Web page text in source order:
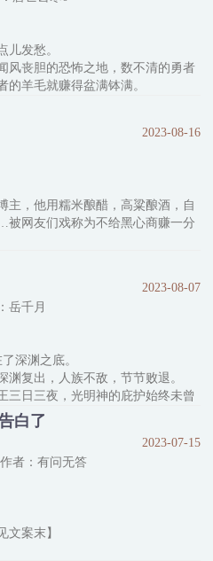
发愁。
丧胆的恐怖之地，数不清的勇者
羊毛就赚得盆满钵满。
命”的玩意儿，时代就变了！
当勇者。地下城渐渐无人问津，
盖跑路了。
力从异世界召唤一位新魔王，
大家想
2023-08-16
主，他用糯米酿醋，高粱酿酒，自
网友们戏称为不给黑心商赚一分
黄油之后，位面美食交易器终于找
师们见识了手抓饼、茶叶蛋、肉夹
际人见识了酱香、泡椒、酸辣、蒜
西奥多这个小城只为了吃顿好
我的！
2023-08-07
岳千月
深渊之底。
复出，人族不敌，节节败退。
三日三夜，光明神的庇护始终未曾
坚称他的信仰必有不洁。甚至质疑
特神殿。
也不知道那素来和善的年轻君王去
白了
2023-07-15
者：有问无答
文案末】